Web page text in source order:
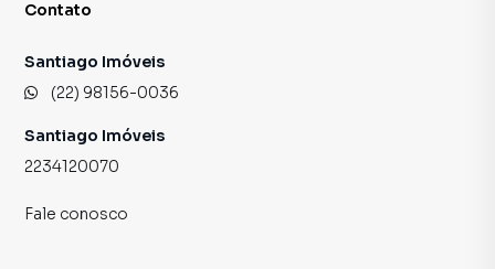
Contato
Santiago Imóveis
(22) 98156-0036
Santiago Imóveis
2234120070
Fale conosco